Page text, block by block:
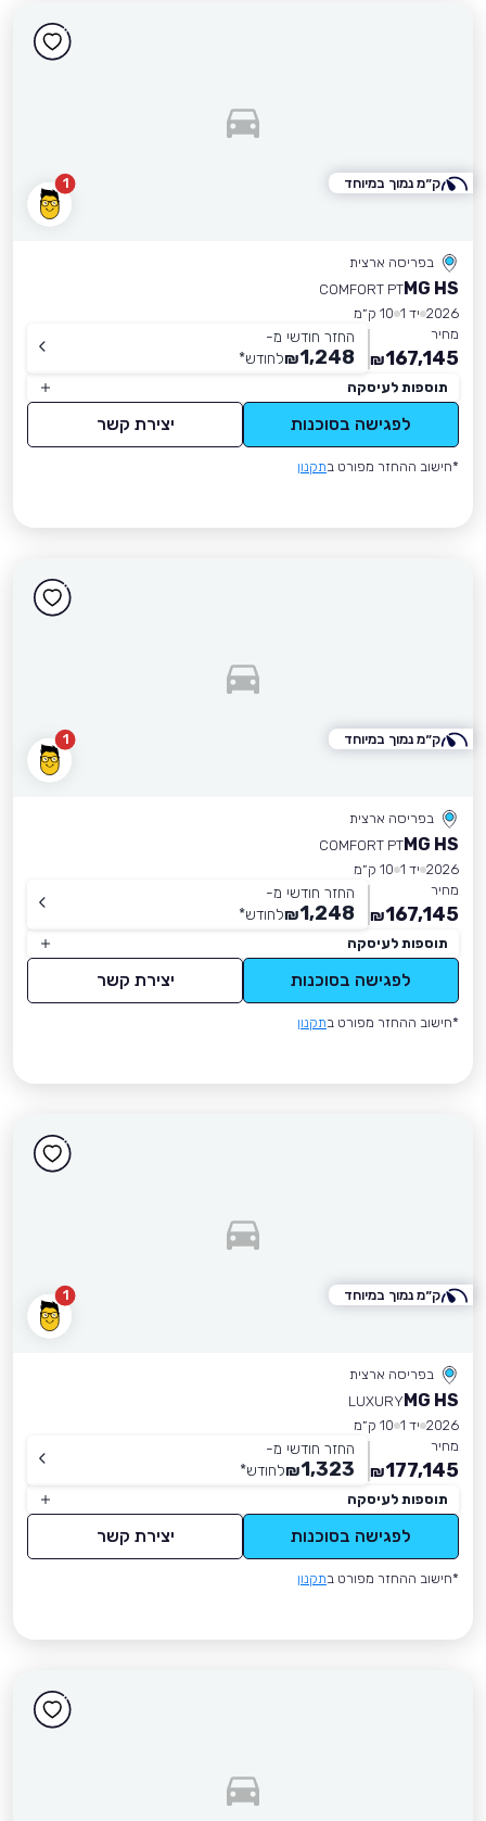
1
בפריסה ארצית
MG HS
COMFORT PT
2026 יד 1
10 ק״מ
מחיר
167,145
₪
החזר חודשי מ-
1,248
₪לחודש*
תוספות לעיסקה
לפגישה בסוכנות יצירת קשר
*חישוב ההחזר מפורט בתקנון
ק״מ נמוך במיוחד
1
בפריסה ארצית
MG HS
COMFORT PT
2026 יד 1
10 ק״מ
מחיר
167,145
₪
החזר חודשי מ-
1,248
₪לחודש*
תוספות לעיסקה
לפגישה בסוכנות יצירת קשר
*חישוב ההחזר מפורט בתקנון
ק״מ נמוך במיוחד
1
בפריסה ארצית
MG HS
LUXURY
2026 יד 1
10 ק״מ
מחיר
177,145
₪
החזר חודשי מ-
1,323
₪לחודש*
תוספות לעיסקה
לפגישה בסוכנות יצירת קשר
*חישוב ההחזר מפורט בתקנון
ק״מ נמוך במיוחד